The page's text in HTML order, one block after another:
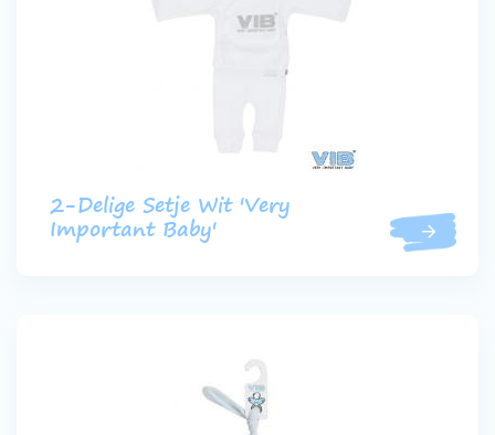
2-Delige Setje Wit 'Very
Important Baby'